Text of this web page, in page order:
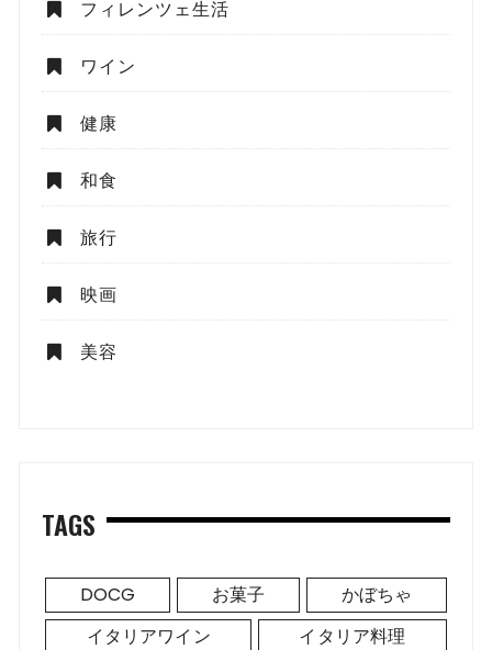
フィレンツェ生活
ワイン
健康
和食
旅行
映画
美容
TAGS
DOCG お菓子
かぼちゃ
イタリアワイン
イタリア料理